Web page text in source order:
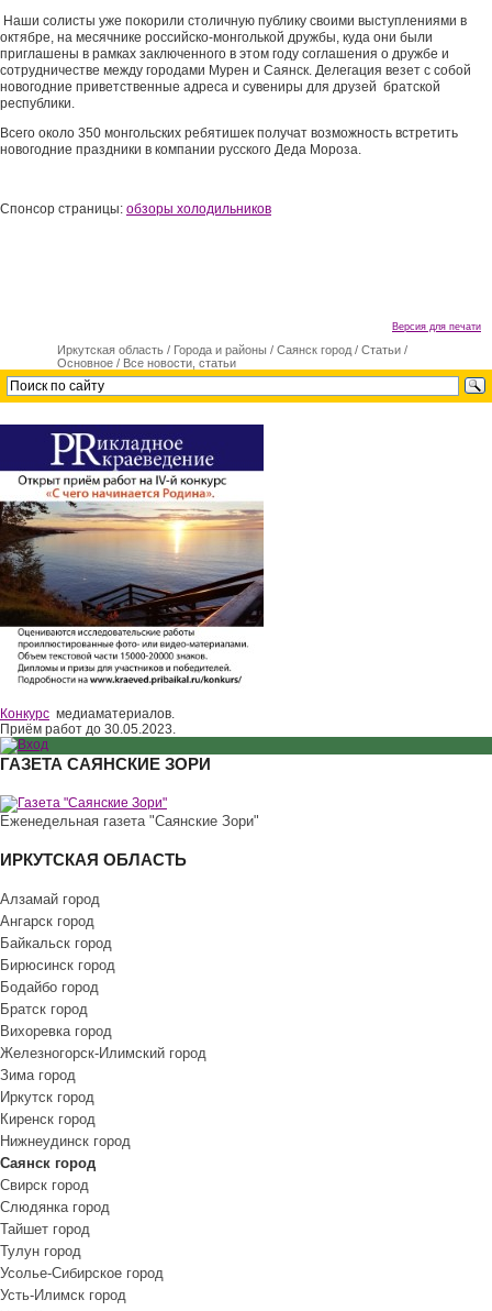
Наши солисты уже покорили столичную публику своими выступлениями в
октябре, на месячнике российско-монголькой дружбы, куда они были
приглашены в рамках заключенного в этом году соглашения о дружбе и
сотрудничестве между городами Мурен и Саянск. Делегация везет с собой
новогодние приветственные адреса и сувениры для друзей братской
республики.
Всего около 350 монгольских ребятишек получат возможность встретить
новогодние праздники в компании русского Деда Мороза.
Спонсор страницы: обзоры холодильников
Версия для печати
Иркутская область / Города и районы / Саянск город / Cтатьи /
Основное / Все новости, статьи
Конкурс медиаматериалов.
Приём работ до 30.05.2023.
ГАЗЕТА САЯНСКИЕ ЗОРИ
Еженедельная газета "Саянские Зори"
ИРКУТСКАЯ ОБЛАСТЬ
Алзамай город
Ангарск город
Байкальск город
Бирюсинск город
Бодайбо город
Братск город
Вихоревка город
Железногорск-Илимский город
Зима город
Иркутск город
Киренск город
Нижнеудинск город
Саянск город
Свирск город
Слюдянка город
Тайшет город
Тулун город
Усолье-Сибирское город
Усть-Илимск город